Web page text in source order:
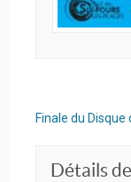
Finale du Disque
Détails